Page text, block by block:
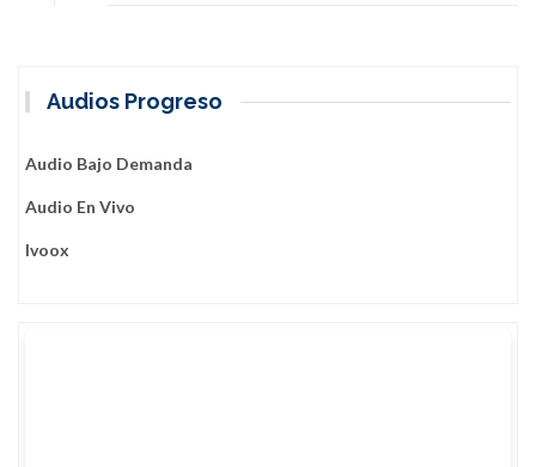
Audios Progreso
Audio Bajo Demanda
Audio En Vivo
Ivoox